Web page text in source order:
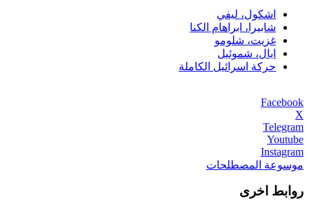
اشكول، ليفي
شابيرا، ابراهام الكنا
غزيت، شلومو
ايال، شموئيل
حركة اسرائيل الكاملة
Facebook
X
Telegram
Youtube
Instagram
موسوعة المصطلحات
روابط اخرى